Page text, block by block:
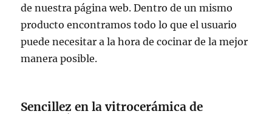
de nuestra página web. Dentro de un mismo
producto encontramos todo lo que el usuario
puede necesitar a la hora de cocinar de la mejor
manera posible.
Sencillez en lavitrocerámica de